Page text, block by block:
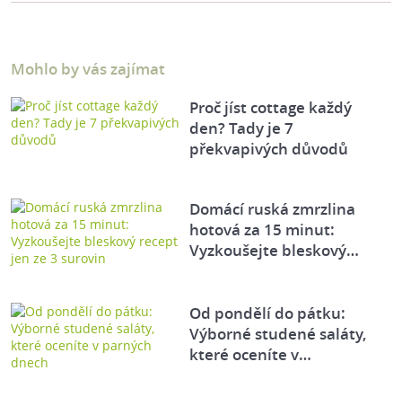
Mohlo by vás zajímat
Proč jíst cottage každý
den? Tady je 7
překvapivých důvodů
Domácí ruská zmrzlina
hotová za 15 minut:
Vyzkoušejte bleskový…
Od pondělí do pátku:
Výborné studené saláty,
které oceníte v…